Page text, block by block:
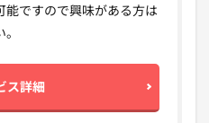
能ですので興味がある方は
ス詳細